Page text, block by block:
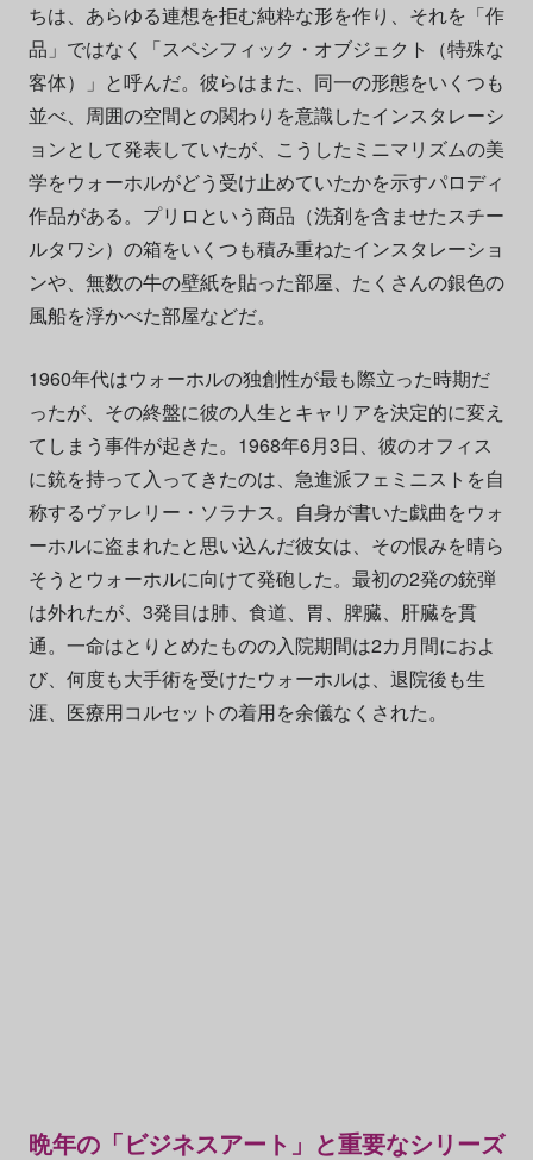
ちは、あらゆる連想を拒む純粋な形を作り、それを「作
品」ではなく「スペシフィック・オブジェクト（特殊な
客体）」と呼んだ。彼らはまた、同一の形態をいくつも
並べ、周囲の空間との関わりを意識したインスタレーシ
ョンとして発表していたが、こうしたミニマリズムの美
学をウォーホルがどう受け止めていたかを示すパロディ
作品がある。プリロという商品（洗剤を含ませたスチー
ルタワシ）の箱をいくつも積み重ねたインスタレーショ
ンや、無数の牛の壁紙を貼った部屋、たくさんの銀色の
風船を浮かべた部屋などだ。
1960年代はウォーホルの独創性が最も際立った時期だ
ったが、その終盤に彼の人生とキャリアを決定的に変え
てしまう事件が起きた。1968年6月3日、彼のオフィス
に銃を持って入ってきたのは、急進派フェミニストを自
称するヴァレリー・ソラナス。自身が書いた戯曲をウォ
ーホルに盗まれたと思い込んだ彼女は、その恨みを晴ら
そうとウォーホルに向けて発砲した。最初の2発の銃弾
は外れたが、3発目は肺、食道、胃、脾臓、肝臓を貫
通。一命はとりとめたものの入院期間は2カ月間におよ
び、何度も大手術を受けたウォーホルは、退院後も生
涯、医療用コルセットの着用を余儀なくされた。
晩年の「ビジネスアート」と重要なシリーズ